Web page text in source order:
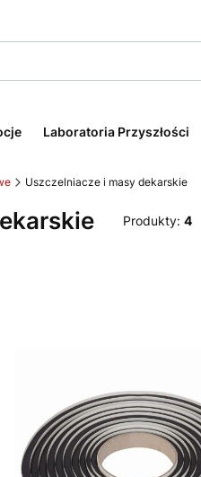
Laboratoria Przyszłości
Uszczelniacze i masy dekarskie
Produkty: 4